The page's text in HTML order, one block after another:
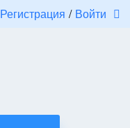
Регистрация / Войти